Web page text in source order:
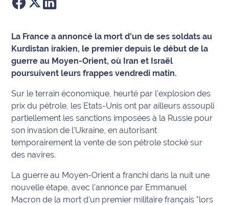
Éducation
Emploi
Info
route
Justice
Météo
La France a annoncé la mort d'un de ses soldats au
Kurdistan irakien, le premier depuis le début de la
guerre au Moyen-Orient, où Iran et Israël
poursuivent leurs frappes vendredi matin.
Sur le terrain économique, heurté par l'explosion des
prix du pétrole, les Etats-Unis ont par ailleurs assoupli
partiellement les sanctions imposées à la Russie pour
son invasion de l'Ukraine, en autorisant
temporairement la vente de son pétrole stocké sur
des navires.
La guerre au Moyen-Orient a franchi dans la nuit une
nouvelle étape, avec l'annonce par Emmanuel
Macron de la mort d'un premier militaire français "lors